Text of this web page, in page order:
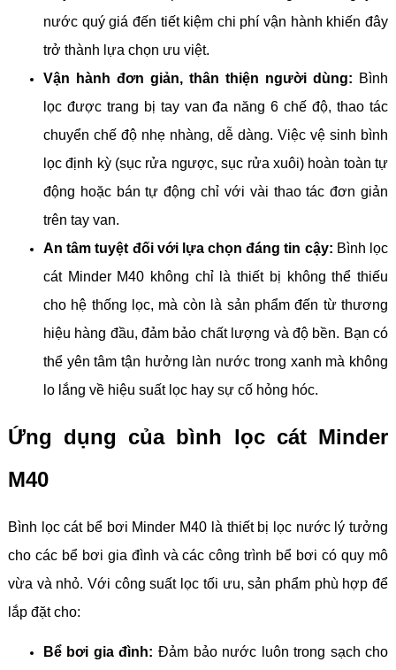
nước quý giá đến tiết kiệm chi phí vận hành khiến đây
trở thành lựa chọn ưu việt.
Vận hành đơn giản, thân thiện người dùng: Bình
lọc được trang bị tay van đa năng 6 chế độ, thao tác
chuyển chế độ nhẹ nhàng, dễ dàng. Việc vệ sinh bình
lọc định kỳ (sục rửa ngược, sục rửa xuôi) hoàn toàn tự
động hoặc bán tự động chỉ với vài thao tác đơn giản
trên tay van.
An tâm tuyệt đối với lựa chọn đáng tin cậy: Bình lọc
cát Minder M40 không chỉ là thiết bị không thể thiếu
cho hệ thống lọc, mà còn là sản phẩm đến từ thương
hiệu hàng đầu, đảm bảo chất lượng và độ bền. Bạn có
thể yên tâm tận hưởng làn nước trong xanh mà không
lo lắng về hiệu suất lọc hay sự cố hỏng hóc.
Ứng dụng của bình lọc cát Minder
M40
Bình lọc cát bể bơi Minder M40 là thiết bị lọc nước lý tưởng
cho các bể bơi gia đình và các công trình bể bơi có quy mô
vừa và nhỏ. Với công suất lọc tối ưu, sản phẩm phù hợp để
lắp đặt cho:
Bể bơi gia đình: Đảm bảo nước luôn trong sạch cho